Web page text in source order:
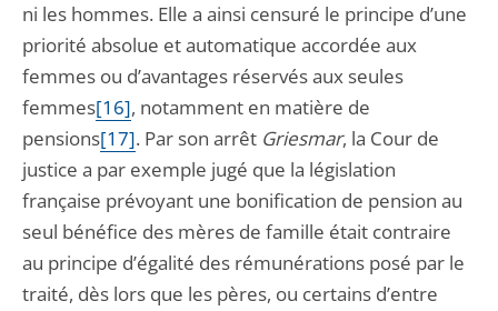
ni les hommes. Elle a ainsi censuré le principe d’une
priorité absolue et automatique accordée aux
femmes ou d’avantages réservés aux seules
femmes[16], notamment en matière de
pensions[17]. Par son arrêt Griesmar, la Cour de
justice a par exemple jugé que la législation
française prévoyant une bonification de pension au
seul bénéfice des mères de famille était contraire
au principe d’égalité des rémunérations posé par le
traité, dès lors que les pères, ou certains d’entre